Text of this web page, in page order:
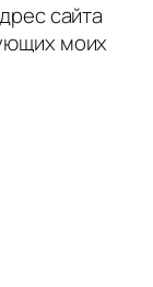
сайта
моих